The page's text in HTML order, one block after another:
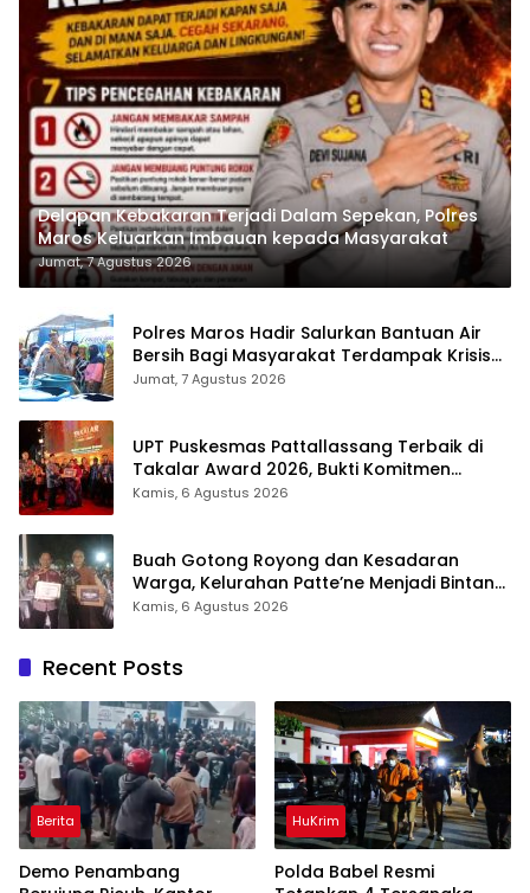
Delapan Kebakaran Terjadi Dalam Sepekan, Polres
Maros Keluarkan Imbauan kepada Masyarakat
Jumat, 7 Agustus 2026
Polres Maros Hadir Salurkan Bantuan Air
Bersih Bagi Masyarakat Terdampak Krisis
Air Bersih Di Maros
Jumat, 7 Agustus 2026
UPT Puskesmas Pattallassang Terbaik di
Takalar Award 2026, Bukti Komitmen
Hadirkan Pelayanan Kesehatan Berkualitas
Kamis, 6 Agustus 2026
Buah Gotong Royong dan Kesadaran
Warga, Kelurahan Patte’ne Menjadi Bintang
Takalar Award 2026
Kamis, 6 Agustus 2026
Recent Posts
Berita
Demo Penambang
HuKrim
Polda Babel Resmi